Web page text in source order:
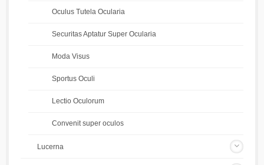
Oculus Tutela Ocularia
Securitas Aptatur Super Ocularia
Moda Visus
Sportus Oculi
Lectio Oculorum
Convenit super oculos
Lucerna